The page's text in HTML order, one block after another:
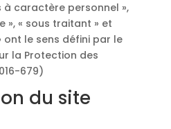
à caractère personnel »,
», « sous traitant » et
ont le sens défini par le
la Protection des
679)
du site